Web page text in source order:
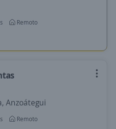
Remoto
Anzoátegui
Remoto